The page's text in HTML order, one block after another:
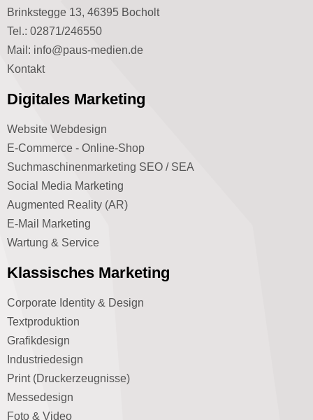
Brinkstegge 13, 46395 Bocholt
Tel.: 02871/246550
Mail: info@paus-medien.de
Kontakt
Digitales Marketing
Website Webdesign
E-Commerce - Online-Shop
Suchmaschinenmarketing SEO / SEA
Social Media Marketing
Augmented Reality (AR)
E-Mail Marketing
Wartung & Service
Klassisches Marketing
Corporate Identity & Design
Textproduktion
Grafikdesign
Industriedesign
Print (Druckerzeugnisse)
Messedesign
Foto & Video